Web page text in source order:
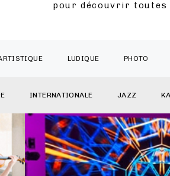
pour découvrir toutes
LUDIQUE PHOTO
INTERNATIONALE JAZZ